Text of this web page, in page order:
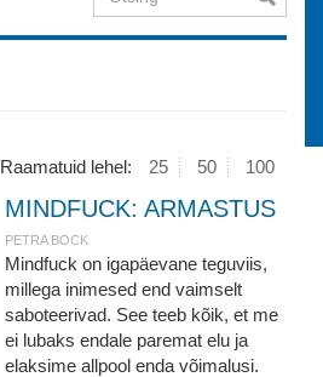
Raamatuid lehel: 25 50 100
MINDFUCK: ARMASTUS
PETRA BOCK
Mindfuck on igapäevane teguviis,
millega inimesed end vaimselt
saboteerivad. See teeb kõik, et me
ei lubaks endale paremat elu ja
elaksime allpool enda võimalusi.